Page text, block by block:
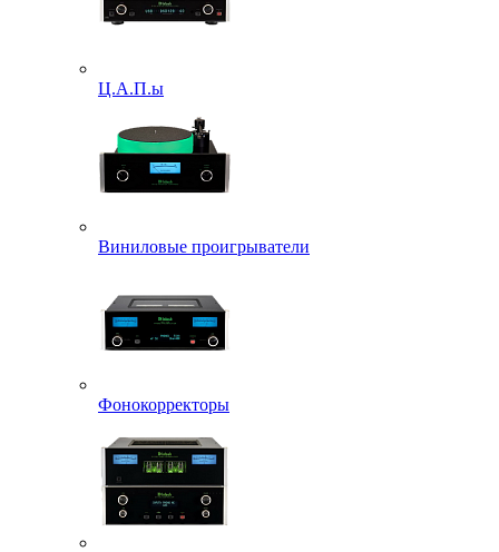
Ц.А.П.ы
Виниловые проигрыватели
Фонокорректоры